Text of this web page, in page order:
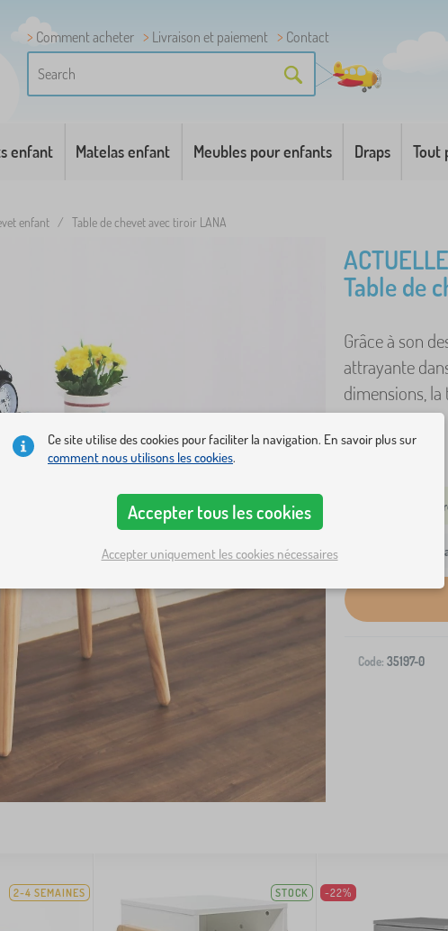
Comment acheter Livraison et paiement
Contact
enfant Matelas enfant Meubles pour enfants Draps Tout
enfant / Table de chevet avec tiroir LANA
Table de
Grâce à son
attrayante
dimensions,
Livraison à
Code: 35197-0
2-4 SEMAINES STOCK -22%
Ce site utilise des cookies pour faciliter la navigation. En savoir plus sur
comment nous utilisons les cookies.
Accepter tous les cookies
Accepter uniquement les cookies nécessaires